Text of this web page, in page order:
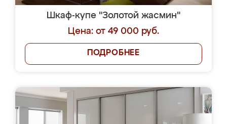
Шкаф-купе "Золотой жасмин"
Цена: от 49 000 руб.
ПОДРОБНЕЕ